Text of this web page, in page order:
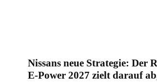
Nissans neue Strategie: Der
E-Power 2027 zielt darauf